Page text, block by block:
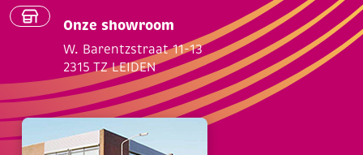
Onze showroom
W. Barentzstraat 11-13
2315 TZ LEIDEN